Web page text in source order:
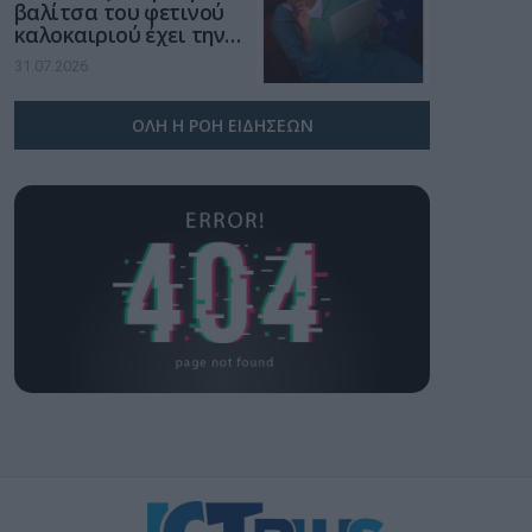
βαλίτσα του φετινού
καλοκαιριού έχει την
υπογραφή της Xiaomi
31.07.2026
ΟΛΗ Η ΡΟΗ ΕΙΔΗΣΕΩΝ